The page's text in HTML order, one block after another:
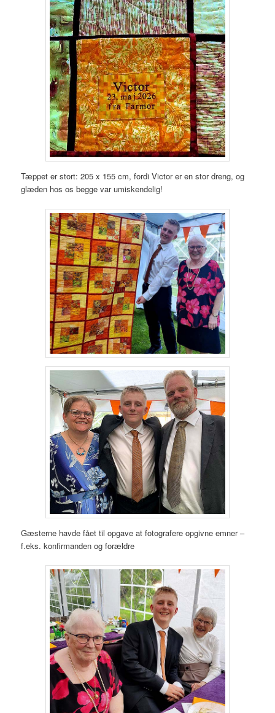
Tæppet er stort: 205 x 155 cm, fordi Victor er en stor dreng, og
glæden hos os begge var umiskendelig!
Gæsterne havde fået til opgave at fotografere opgivne emner –
f.eks. konfirmanden og forældre